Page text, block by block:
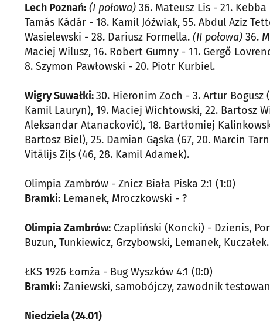
Lech Poznań: (I połowa) 36. Mateusz Lis - 21.
Tamás Kádár - 18. Kamil Jóźwiak, 55. Abdul Aziz
Wasielewski - 28. Dariusz Formella. (II połowa) 36.
Maciej Wilusz, 16. Robert Gumny - 11. Gergő
8. Szymon Pawłowski - 20. Piotr Kurbiel.
Wigry Suwałki:30. Hieronim Zoch - 3. Artur Bogusz
Kamil Lauryn), 19. Maciej Wichtowski, 22. Bartosz
Aleksandar Atanacković), 18. Bartłomiej
Bartosz Biel), 25. Damian Gąska (67, 20. Marcin
Vitālijs Ziļs (46, 28. Kamil Adamek).
Olimpia Zambrów - Znicz Biała Piska 2:1 (1:0)
Bramki: Lemanek, Mroczkowski - ?
Olimpia Zambrów: Czapliński (Koncki) - Dzienis,
Buzun, Tunkiewicz, Grzybowski, Lemanek, Kuczałek.
ŁKS 1926 Łomża - Bug Wyszków 4:1 (0:0)
Bramki: Zaniewski, samobójczy, zawodnik
Niedziela (24.01)